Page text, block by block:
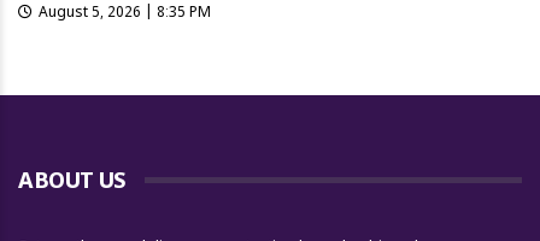
August 5, 2026 | 8:35 PM
ABOUT US